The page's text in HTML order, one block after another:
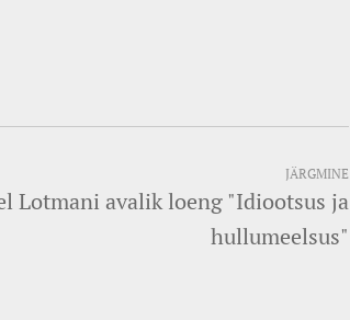
JÄRGMINE
Lotmani avalik loeng "Idiootsus ja
hullumeelsus"